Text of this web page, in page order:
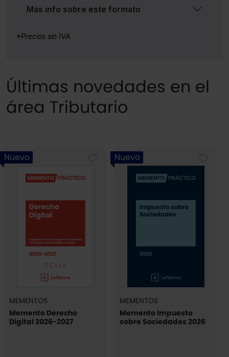
Más info sobre este formato
*Precios sin IVA
Últimas novedades en el
área Tributario
Nuevo
MEMENTOS
Memento Derecho
Digital 2026-2027
Nuevo
MEMENTOS
Memento Impuesto
sobre Sociedades 2026